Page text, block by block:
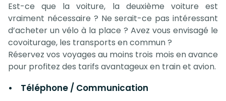
Est-ce que la voiture, la deuxième voiture est
vraiment nécessaire ? Ne serait-ce pas intéressant
d’acheter un vélo à la place ? Avez vous envisagé le
covoiturage, les transports en commun ?
Réservez vos voyages au moins trois mois en avance
pour profitez des tarifs avantageux en train et avion.
• Téléphone / Communication